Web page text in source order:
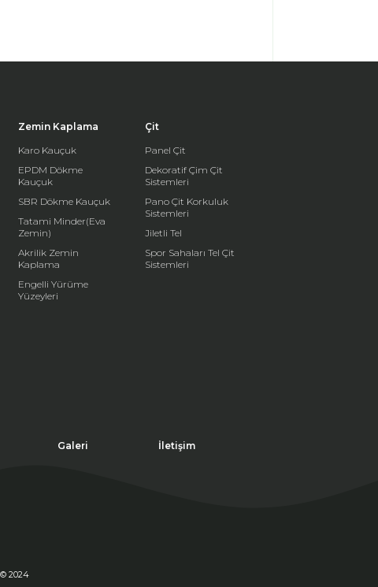
Zemin Kaplama
Karo Kauçuk
EPDM Dökme
Kauçuk
SBR Dökme Kauçuk
Tatami Minder(Eva
Zemin)
Akrilik Zemin
Kaplama
Engelli Yürüme
Yüzeyleri
Çit
Panel Çit
Dekoratif Çim Çit
Sistemleri
Pano Çit Korkuluk
Sistemleri
Jiletli Tel
Spor Sahaları Tel Çit
Sistemleri
Galeri İletişim
2024